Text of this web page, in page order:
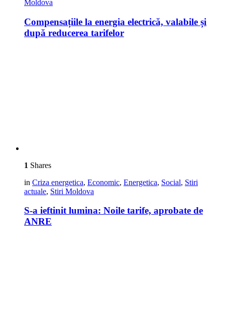
Moldova
Compensațiile la energia electrică, valabile și
după reducerea tarifelor
1 Shares
in Criza energetica, Economic, Energetica, Social, Stiri
actuale, Stiri Moldova
S-a ieftinit lumina: Noile tarife, aprobate de
ANRE